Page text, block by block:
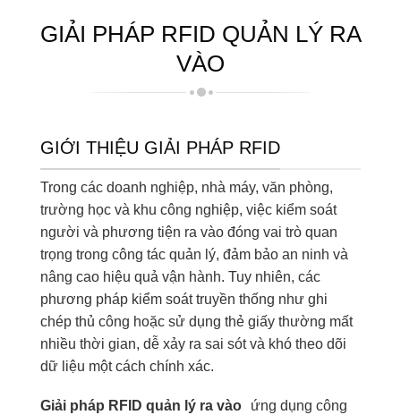
GIẢI PHÁP RFID QUẢN LÝ RA
VÀO
GIỚI THIỆU GIẢI PHÁP RFID
Trong các doanh nghiệp, nhà máy, văn phòng,
trường học và khu công nghiệp, việc kiểm soát
người và phương tiện ra vào đóng vai trò quan
trọng trong công tác quản lý, đảm bảo an ninh và
nâng cao hiệu quả vận hành. Tuy nhiên, các
phương pháp kiểm soát truyền thống như ghi
chép thủ công hoặc sử dụng thẻ giấy thường mất
nhiều thời gian, dễ xảy ra sai sót và khó theo dõi
dữ liệu một cách chính xác.
Giải pháp RFID quản lý ra vào
ứng dụng công